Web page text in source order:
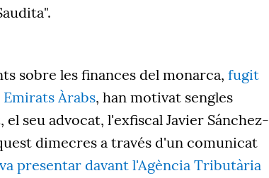
sobre les finances del monarca, fugit
Emirats Àrabs, han motivat sengles
seu advocat, l'exfiscal Javier Sánchez-
dimecres a través d'un comunicat
va presentar davant l'Agència Tributària